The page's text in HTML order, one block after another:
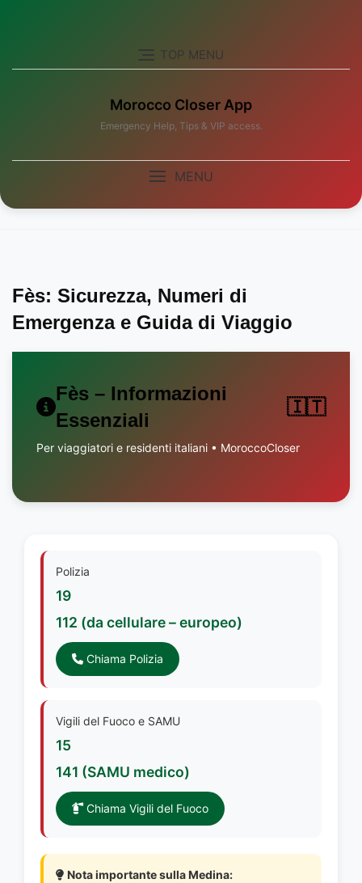
TOP MENU
Morocco Closer App
Emergency Help, Tips & VIP access.
MENU
Fès: Sicurezza, Numeri di
Emergenza e Guida di Viaggio
Fès – Informazioni
Essenziali
🇮🇹
Per viaggiatori e residenti italiani • MoroccoCloser
Polizia
19
112 (da cellulare – europeo)
Chiama Polizia
Vigili del Fuoco e SAMU
15
141 (SAMU medico)
Chiama Vigili del Fuoco
Nota importante sulla Medina: